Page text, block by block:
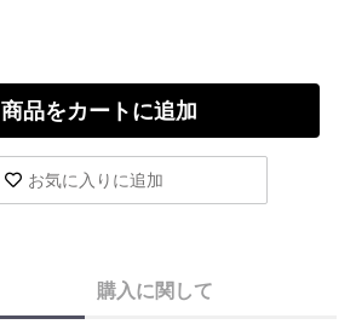
商品をカートに追加
お気に入りに追加
購入に関して